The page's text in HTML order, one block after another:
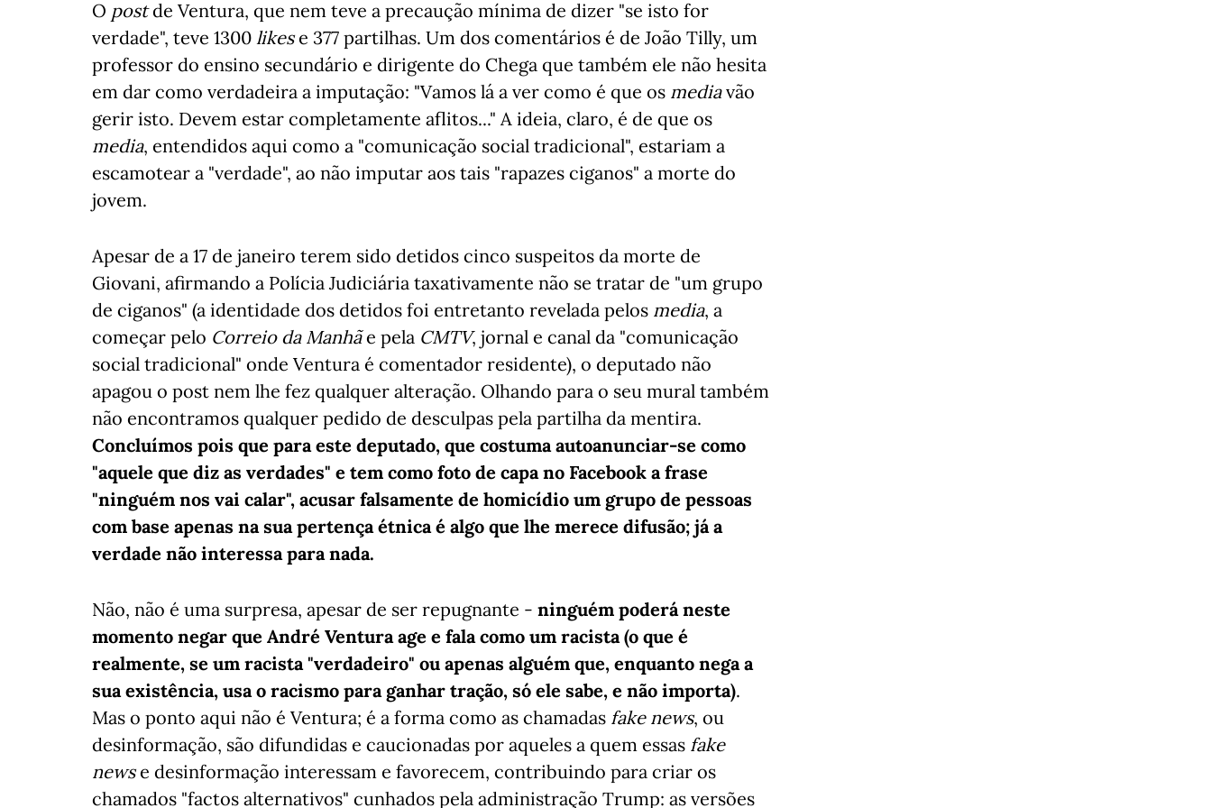
O postde Ventura, que nem teve a precaução mínima de dizer "se isto for
verdade", teve 1300 likese 377 partilhas. Um dos comentários é de João Tilly, um
professor do ensino secundário e dirigente do Chega que também ele não hesita
em dar como verdadeira a imputação: "Vamos lá a ver como é que os mediavão
gerir isto. Devem estar completamente aflitos..." A ideia, claro, é de que os
media, entendidos aqui como a "comunicação social tradicional", estariam a
escamotear a "verdade", ao não imputar aos tais "rapazes ciganos" a morte do
jovem.
Apesar de a 17 de janeiro terem sido detidos cinco suspeitos da morte de
Giovani, afirmando a Polícia Judiciária taxativamente não se tratar de "um grupo
de ciganos" (a identidade dos detidos foi entretanto revelada pelos media, a
começar pelo Correio da Manhãe pela CMTV, jornal e canal da "comunicação
social tradicional" onde Ventura é comentador residente), o deputado não
apagou o post nem lhe fez qualquer alteração. Olhando para o seu mural também
não encontramos qualquer pedido de desculpas pela partilha da mentira.
Concluímos pois que para este deputado, que costuma autoanunciar-se como
"aquele que diz as verdades" e tem como foto de capa no Facebook a frase
"ninguém nos vai calar", acusar falsamente de homicídio um grupo de pessoas
com base apenas na sua pertença étnica é algo que lhe merece difusão; já a
verdade não interessa para nada.
Não, não é uma surpresa, apesar de ser repugnante - ninguém poderá neste
momento negar que André Ventura age e fala como um racista (o que é
realmente, se um racista "verdadeiro" ou apenas alguém que, enquanto nega a
sua existência, usa o racismo para ganhar tração, só ele sabe, e não importa).
Mas o ponto aqui não é Ventura; é a forma como as chamadas fake news, ou
desinformação, são difundidas e caucionadas por aqueles a quem essas fake
newse desinformação interessam e favorecem, contribuindo para criar os
chamados "factos alternativos" cunhados pela administração Trump: as versões